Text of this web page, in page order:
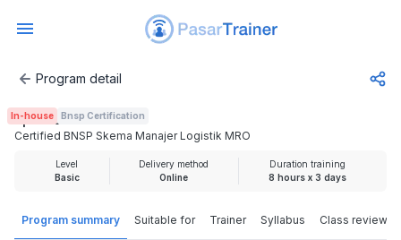
Certified BNSP Skema Manajer Logistik MRO
Program detail
Program summary Suitable for Trainer Syllabus Class review
In-house Bnsp Certification
Certified BNSP Skema Manajer Logistik MRO
Rp 7.000.000
Level
Basic
Delivery method
Online
Duration training
8 hours x 3 days